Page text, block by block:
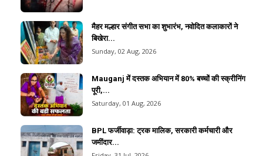
मैहर मल्हार संगीत सभा का शुभारंभ, नवोदित कलाकारों ने
बिखेरा...
Sunday, 02 Aug, 2026
Mauganj में दस्तक अभियान में 80% बच्चों की स्क्रीनिंग
पूरी,...
Saturday, 01 Aug, 2026
BPL फर्जीवाड़ा: ट्रक मालिक, सरकारी कर्मचारी और
जमींदार...